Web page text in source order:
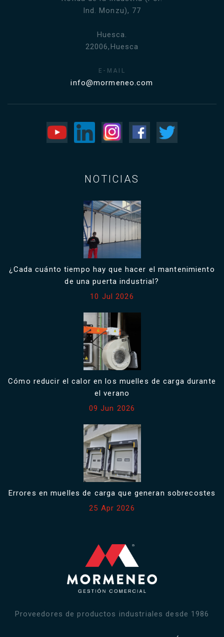
Ind. Monzu), 77
Huesca.
22006,Huesca
E-MAIL
info@mormeneo.com
NOTICIAS
¿Cada cuánto tiempo hay que hacer el mantenimiento
de una puerta industrial?
10 Jul 2026
Cómo reducir el calor en los muelles de carga durante
el verano
09 Jun 2026
Errores en muelles de carga que generan sobrecostes
25 Apr 2026
Proveedores de productos industriales desde 1986